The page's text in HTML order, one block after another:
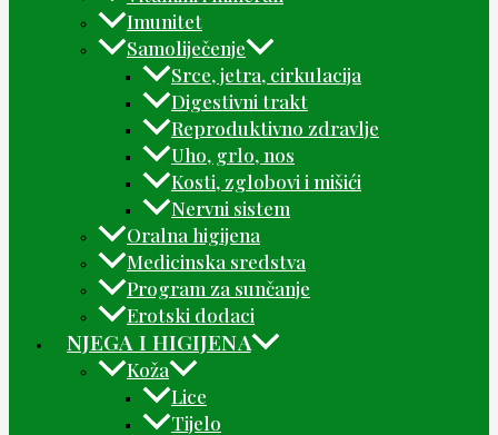
Imunitet
Samoliječenje
Srce, jetra, cirkulacija
Digestivni trakt
Reproduktivno zdravlje
Uho, grlo, nos
Kosti, zglobovi i mišići
Nervni sistem
Oralna higijena
Medicinska sredstva
Program za sunčanje
Erotski dodaci
NJEGA I HIGIJENA
Koža
Lice
Tijelo